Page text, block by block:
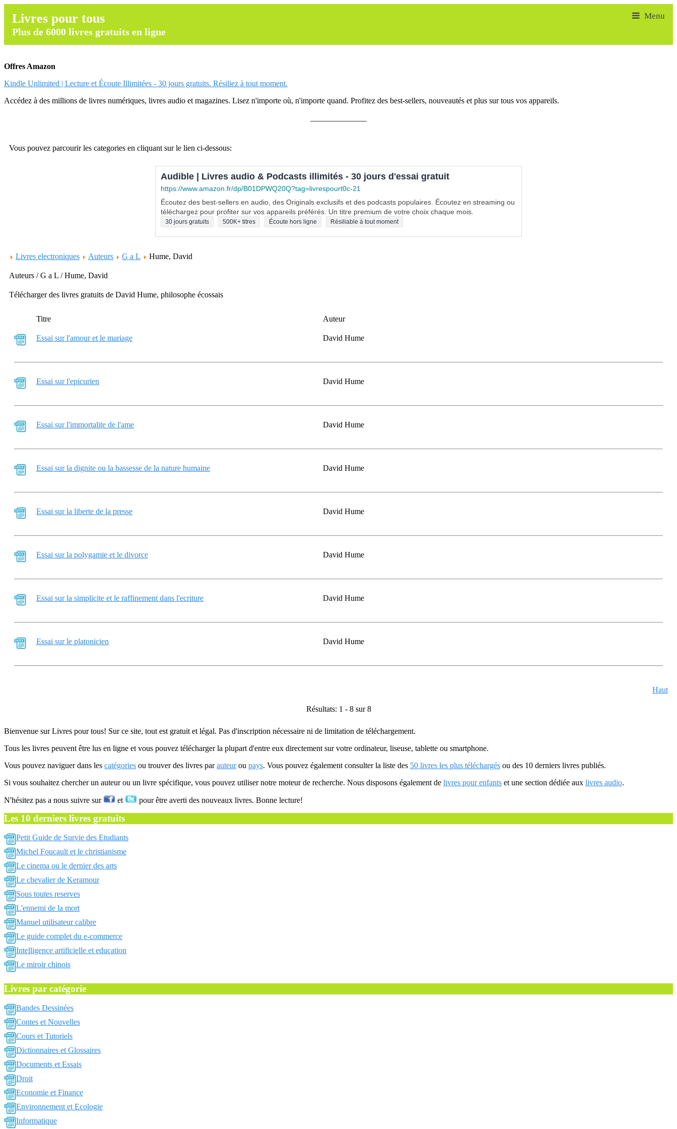
Livres pour tous
Plus de 6000 livres gratuits en ligne
Offres Amazon
Kindle Unlimited | Lecture et Écoute Illimitées - 30 jours gratuits. Résiliez à tout moment.
Accédez à des millions de livres numériques, livres audio et magazines. Lisez n'importe où, n'importe quand. Profitez des best-sellers, nouveautés et plus sur tous vos appareils.
Vous pouvez parcourir les categories en cliquant sur le lien ci-dessous:
Audible | Livres audio & Podcasts illimités - 30 jours d'essai gratuit
https://www.amazon.fr/dp/B01DPWQ20Q?tag=livrespourt0c-21
Écoutez des best-sellers en audio, des Originals exclusifs et des podcasts populaires. Écoutez en streaming ou
téléchargez pour profiter sur vos appareils préférés. Un titre premium de votre choix chaque mois.
30 jours gratuits 500K+ titres Écoute hors ligne Résiliable à tout moment
Livres electroniques Auteurs G a L Hume, David
Auteurs / G a L / Hume, David
Télécharger des livres gratuits de David Hume, philosophe écossais
Titre Auteur
Essai sur l'amour et le mariage David Hume
Essai sur l'epicurien David Hume
Essai sur l'immortalite de l'ame David Hume
Essai sur la dignite ou la bassesse de la nature humaine David Hume
Essai sur la liberte de la presse David Hume
Essai sur la polygamie et le divorce David Hume
Essai sur la simplicite et le raffinement dans l'ecriture David Hume
Essai sur le platonicien David Hume
Haut
Résultats: 1 - 8 sur 8
Bienvenue sur Livres pour tous! Sur ce site, tout est gratuit et légal. Pas d'inscription nécessaire ni de limitation de téléchargement.
Tous les livres peuvent être lus en ligne et vous pouvez télécharger la plupart d'entre eux directement sur votre ordinateur, liseuse, tablette ou smartphone.
Vous pouvez naviguer dans les catégories ou trouver des livres parauteurou pays. Vous pouvez également consulter la liste des 50 livres les plus téléchargés ou des 10 derniers livres publiés.
Si vous souhaitez chercher un auteur ou un livre spécifique, vous pouvez utiliser notre moteur de recherche. Nous disposons également de livres pour enfants et une section dédiée aux livres audio.
N'hésitez pas a nous suivre sur et pour être averti des nouveaux livres. Bonne lecture!
Les 10 derniers livres gratuits
Petit Guide de Survie des Etudiants
Michel Foucault et le christianisme
Le cinema ou le dernier des arts
Le chevalier de Keramour
Sous toutes reserves
L'ennemi de la mort
Manuel utilisateur calibre
Le guide complet du e-commerce
Intelligence artificielle et education
Le miroir chinois
Livres par catégorie
Bandes Dessinées
Contes et Nouvelles
Cours et Tutoriels
Dictionnaires et Glossaires
Documents et Essais
Droit
Economie et Finance
Environnement et Ecologie
Informatique